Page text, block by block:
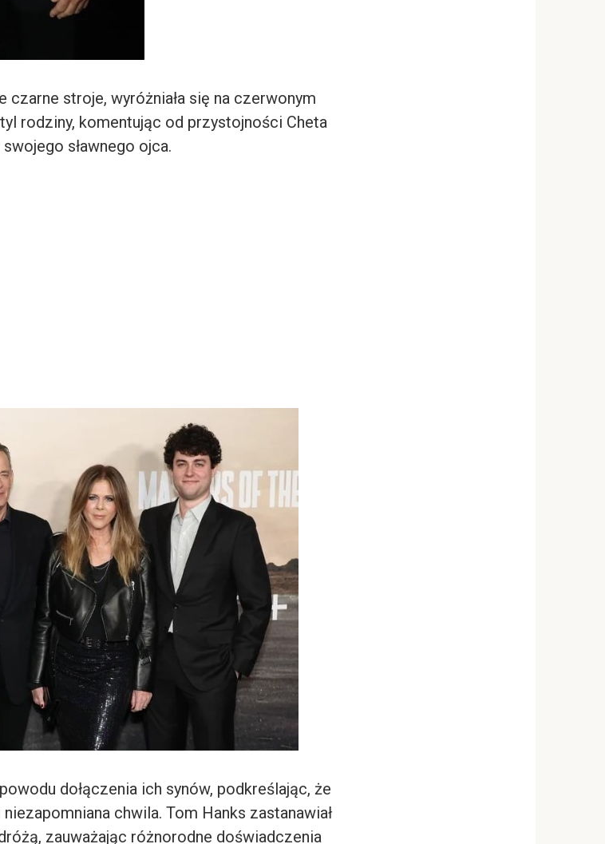
czarne stroje, wyróżniała się na czerwonym
rodziny, komentując od przystojności Cheta
sławnego ojca.
dołączenia ich synów, podkreślając, że
chwila. Tom Hanks zastanawiał
zauważając różnorodne doświadczenia